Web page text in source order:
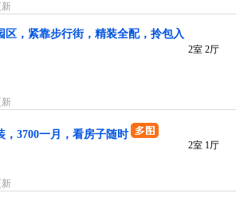
新
区，紧靠步行街，精装全配，拎包入
新
2室 2厅
，3700一月，看房子随时
新
2室 1厅